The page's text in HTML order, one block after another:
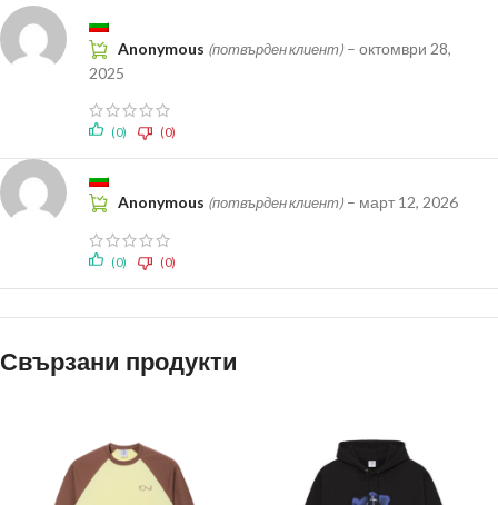
Anonymous (потвърден клиент) – октомври 28,
2025
(0) (0)
Anonymous (потвърден клиент) – март 12, 2026
(0) (0)
Свързани продукти